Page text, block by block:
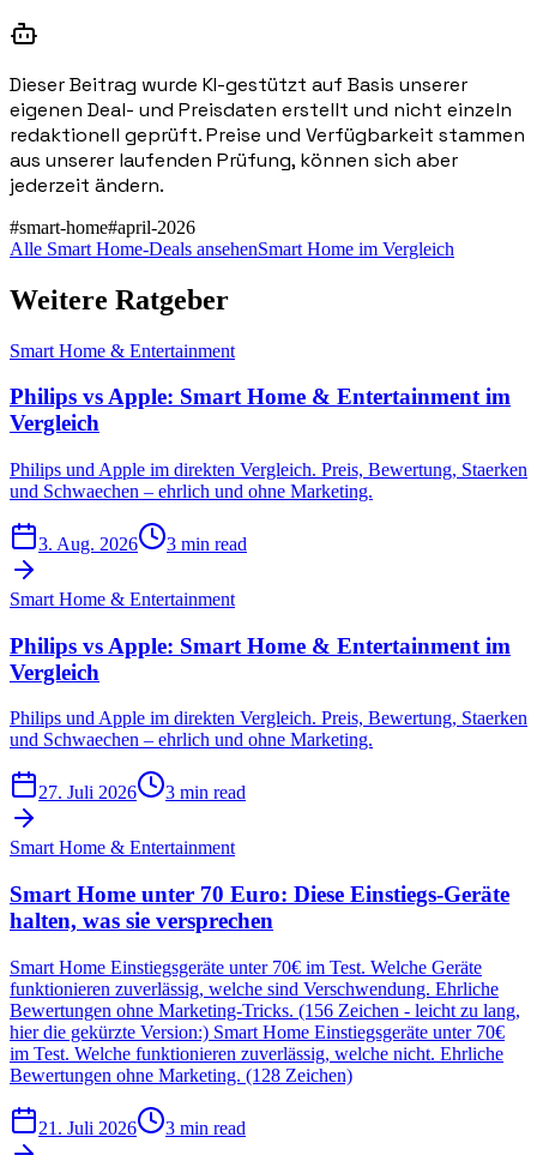
Dieser Beitrag wurde KI-gestützt auf Basis unserer
eigenen Deal- und Preisdaten erstellt und nicht einzeln
redaktionell geprüft. Preise und Verfügbarkeit stammen
aus unserer laufenden Prüfung, können sich aber
jederzeit ändern.
#smart-home#april-2026
Alle Smart Home-Deals ansehenSmart Home im Vergleich
Weitere Ratgeber
Smart Home & Entertainment
Philips vs Apple: Smart Home & Entertainment im
Vergleich
Philips und Apple im direkten Vergleich. Preis, Bewertung, Staerken
und Schwaechen – ehrlich und ohne Marketing.
3. Aug. 2026 3 min read
Smart Home & Entertainment
Philips vs Apple: Smart Home & Entertainment im
Vergleich
Philips und Apple im direkten Vergleich. Preis, Bewertung, Staerken
und Schwaechen – ehrlich und ohne Marketing.
27. Juli 2026 3 min read
Smart Home & Entertainment
Smart Home unter 70 Euro: Diese Einstiegs-Geräte
halten, was sie versprechen
Smart Home Einstiegsgeräte unter 70€ im Test. Welche Geräte
funktionieren zuverlässig, welche sind Verschwendung. Ehrliche
Bewertungen ohne Marketing-Tricks. (156 Zeichen - leicht zu lang,
hier die gekürzte Version:) Smart Home Einstiegsgeräte unter 70€
im Test. Welche funktionieren zuverlässig, welche nicht. Ehrliche
Bewertungen ohne Marketing. (128 Zeichen)
21. Juli 2026 3 min read